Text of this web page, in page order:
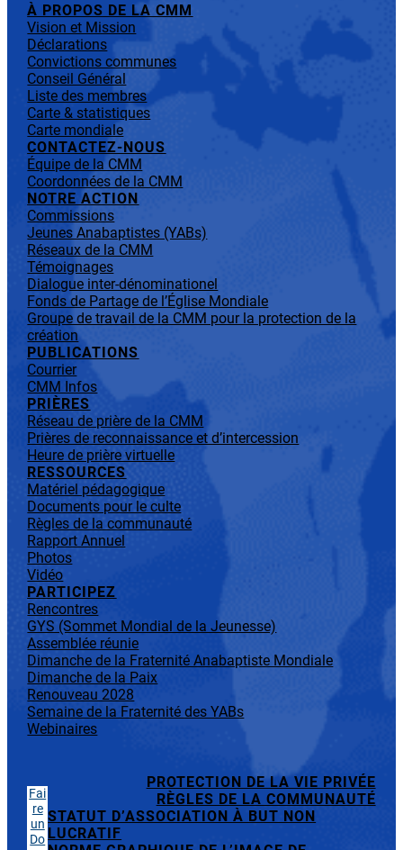
À PROPOS DE LA CMM
Vision et Mission
Déclarations
Convictions communes
Conseil Général
Liste des membres
Carte & statistiques
Carte mondiale
CONTACTEZ-NOUS
Équipe de la CMM
Coordonnées de la CMM
NOTRE ACTION
Commissions
Jeunes Anabaptistes (YABs)
Réseaux de la CMM
Témoignages
Dialogue inter-dénominationel
Fonds de Partage de l’Église Mondiale
Groupe de travail de la CMM pour la protection de la
création
PUBLICATIONS
Courrier
CMM Infos
PRIÈRES
Réseau de prière de la CMM
Prières de reconnaissance et d’intercession
Heure de prière virtuelle
RESSOURCES
Matériel pédagogique
Documents pour le culte
Règles de la communauté
Rapport Annuel
Photos
Vidéo
PARTICIPEZ
Rencontres
GYS (Sommet Mondial de la Jeunesse)
Assemblée réunie
Dimanche de la Fraternité Anabaptiste Mondiale
Dimanche de la Paix
Renouveau 2028
Semaine de la Fraternité des YABs
Webinaires
Fai
re
un
Do
PROTECTION DE LA VIE PRIVÉE
RÈGLES DE LA COMMUNAUTÉ
STATUT D’ASSOCIATION À BUT NON
LUCRATIF